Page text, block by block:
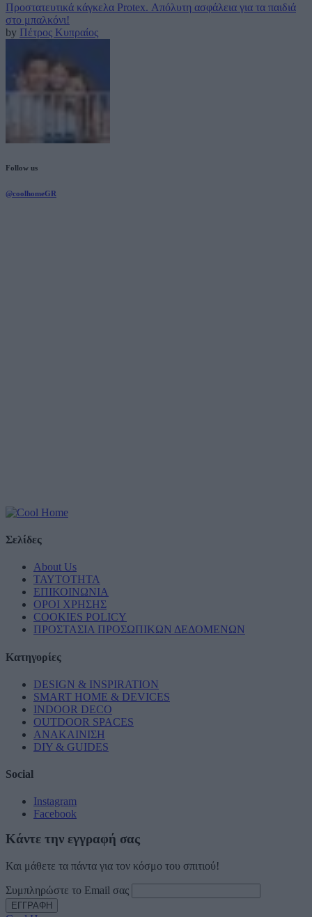
Προστατευτικά κάγκελα Protex. Απόλυτη ασφάλεια για τα παιδιά
στο μπαλκόνι!
by Πέτρος Κυπραίος
Follow us
@coolhomeGR
Σελίδες
About Us
ΤΑΥΤΟΤΗΤΑ
ΕΠΙΚΟΙΝΩΝΙΑ
ΟΡΟΙ ΧΡΗΣΗΣ
COOKIES POLICY
ΠΡΟΣΤΑΣΙΑ ΠΡΟΣΩΠΙΚΩΝ ΔΕΔΟΜΕΝΩΝ
Κατηγορίες
DESIGN & INSPIRATION
SMART HOME & DEVICES
INDOOR DECO
OUTDOOR SPACES
ΑΝΑΚΑΙΝΙΣΗ
DIY & GUIDES
Social
Instagram
Facebook
Κάντε την εγγραφή σας
Και μάθετε τα πάντα για τον κόσμο του σπιτιού!
Συμπληρώστε το Email σας